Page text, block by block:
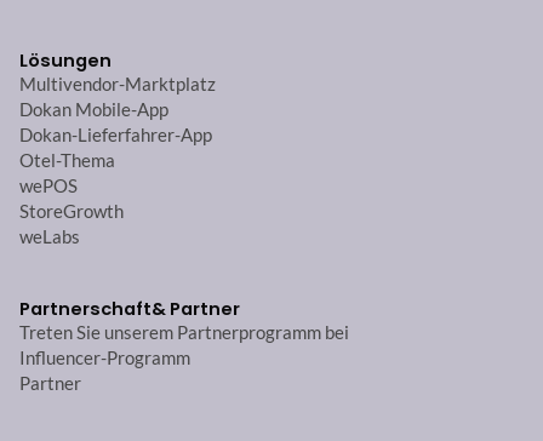
Lösungen
Multivendor-Marktplatz
Dokan Mobile-App
Dokan-Lieferfahrer-App
Otel-Thema
wePOS
StoreGrowth
weLabs
Partnerschaft& Partner
Treten Sie unserem Partnerprogramm bei
Influencer-Programm
Partner